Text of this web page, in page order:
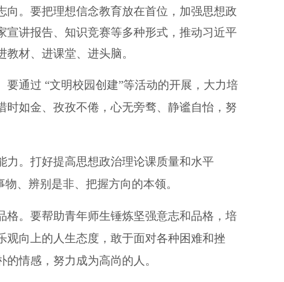
。要把理想信念教育放在首位，加强思想政
讲报告、知识竞赛等多种形式，推动习近平
材、进课堂、进头脑。
要通过 “文明校园创建”等活动的开展，大力培
如金、孜孜不倦，心无旁骛、静谧自怡，努
力。打好提高思想政治理论课质量和水平
、辨别是非、把握方向的本领。
。要帮助青年师生锤炼坚强意志和品格，培
向上的人生态度，敢于面对各种困难和挫
情感，努力成为高尚的人。